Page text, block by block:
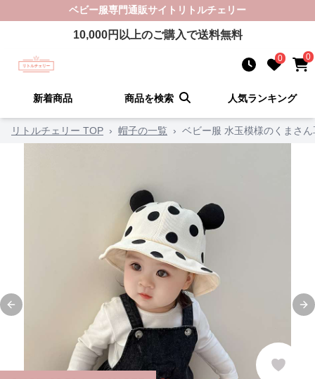
ベビー服専門通販サイト リトルチェリー
10,000円以上のご購入で送料無料
0 0
新着商品 商品を検索 人気ランキング
リトルチェリー TOP › 帽子の一覧 › ベビー服 水玉模様のくまさ
Previous slide